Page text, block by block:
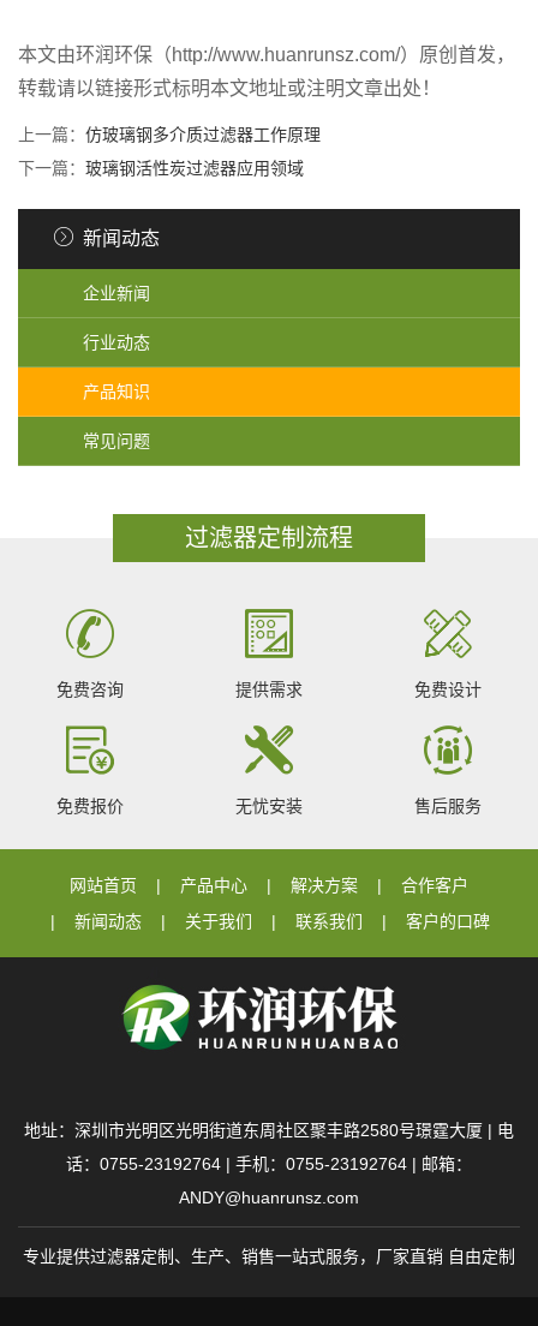
本文由环润环保（http://www.huanrunsz.com/）原创首发，
转载请以链接形式标明本文地址或注明文章出处！
上一篇： 仿玻璃钢多介质过滤器工作原理
下一篇： 玻璃钢活性炭过滤器应用领域
新闻动态
企业新闻
行业动态
产品知识
常见问题
过滤器定制流程
免费咨询 提供需求 免费设计
免费报价 无忧安装 售后服务
网站首页 产品中心 解决方案
合作客户
新闻动态
关于我们 联系我们 客户的口碑
地址：深圳市光明区光明街道东周社区聚丰路2580号璟霆大厦 | 电
话：0755-23192764 | 手机：0755-23192764 | 邮箱：
ANDY@huanrunsz.com
专业提供过滤器定制、生产、销售一站式服务，厂家直销 自由定制